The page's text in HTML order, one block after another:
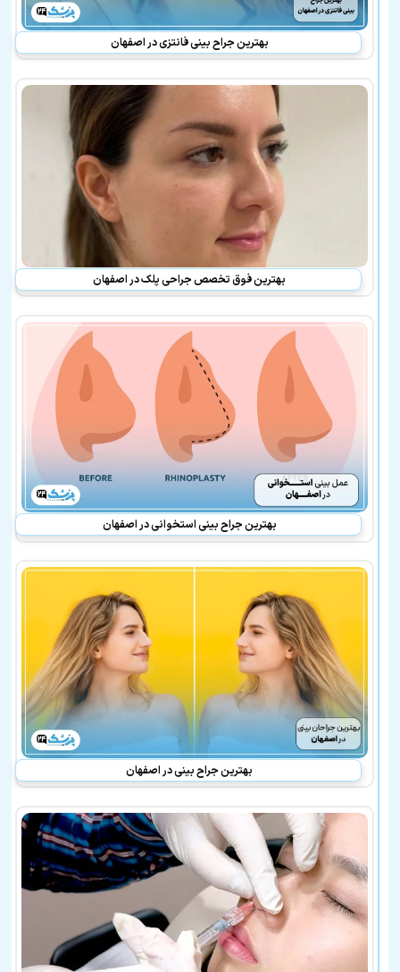
بهترین جراح بینی فانتزی در اصفهان
بهترین فوق تخصص جراحی پلک در اصفهان
بهترین جراح بینی استخوانی در اصفهان
بهترین جراح بینی در اصفهان